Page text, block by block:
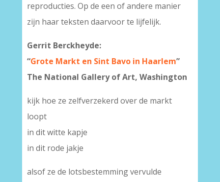
reproducties. Op de een of andere manier
zijn haar teksten daarvoor te lijfelijk.
Gerrit Berckheyde:
“Grote Markt en Sint Bavo in Haarlem”
The National Gallery of Art, Washington
kijk hoe ze zelfverzekerd over de markt
loopt
in dit witte kapje
in dit rode jakje
alsof ze de lotsbestemming vervulde